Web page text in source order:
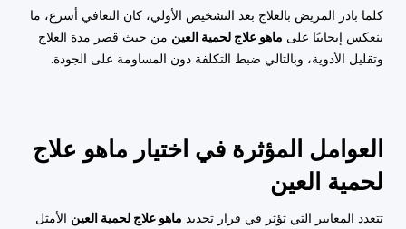
كلما بادر المريض بالعلاج بعد التشخيص الأولي، كان التعافي أسرع، ما
ينعكس إيجابيًا على ماهو علاج لحمية العين من حيث قصر مدة العلاج
وتقليل الأدوية، وبالتالي ضبط التكلفة دون المساومة على الجودة.
العوامل المؤثرة في اختيار ماهو علاج
لحمية العين
تتعدد المعايير التي تؤثر في قرار تحديد ماهو علاج لحمية العين الأمثل